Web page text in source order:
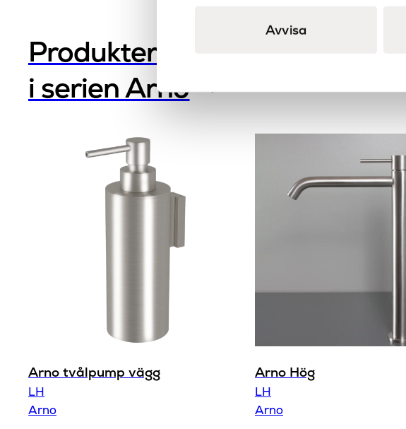
Avvisa
Produkter
i serien Arno
Arno tvålpump vägg
LH
Arno
Arno Hög
LH
Arno